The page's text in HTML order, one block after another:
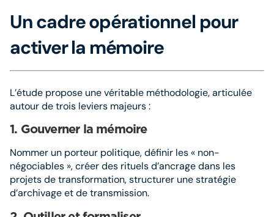
Un cadre opérationnel pour
activer la mémoire
L’étude propose une véritable méthodologie, articulée
autour de trois leviers majeurs :
1. Gouverner la mémoire
Nommer un porteur politique, définir les « non-
négociables », créer des rituels d’ancrage dans les
projets de transformation, structurer une stratégie
d’archivage et de transmission.